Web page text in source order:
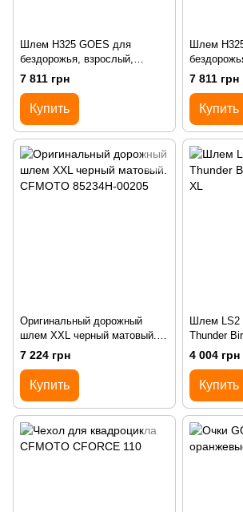
Шлем H325 GOES для
бездорожья, взрослый,
черный M. CFMOTO 85257H-
7 811 грн
Купить
Шлем
черный L.
7 811 грн
Купить
Оригинальный дорожный
шлем XXL черный матовый.
CFMOTO 85234H-00205
7 224 грн
Купить
Шлем LS2
Thunder
4 004 грн
Купить